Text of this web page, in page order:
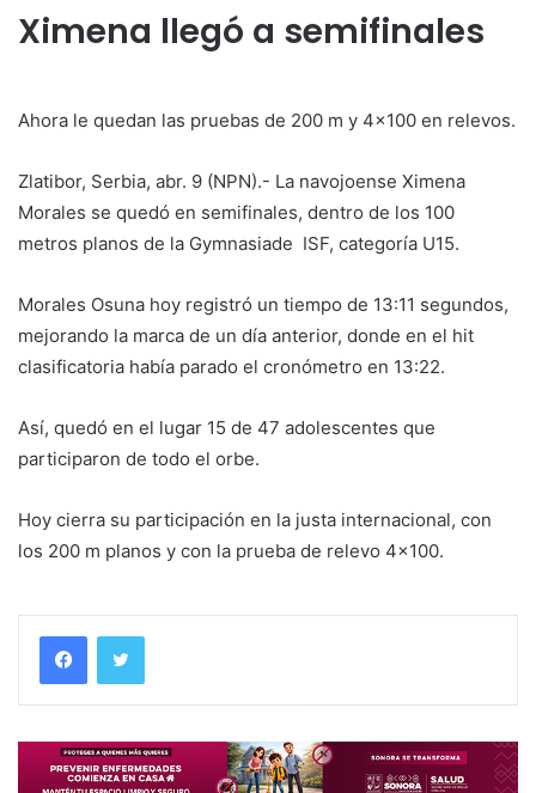
Ximena llegó a semifinales
Ahora le quedan las pruebas de 200 m y 4×100 en relevos.
Zlatibor, Serbia, abr. 9 (NPN).- La navojoense Ximena
Morales se quedó en semifinales, dentro de los 100
metros planos de la Gymnasiade ISF, categoría U15.
Morales Osuna hoy registró un tiempo de 13:11 segundos,
mejorando la marca de un día anterior, donde en el hit
clasificatoria había parado el cronómetro en 13:22.
Así, quedó en el lugar 15 de 47 adolescentes que
participaron de todo el orbe.
Hoy cierra su participación en la justa internacional, con
los 200 m planos y con la prueba de relevo 4×100.